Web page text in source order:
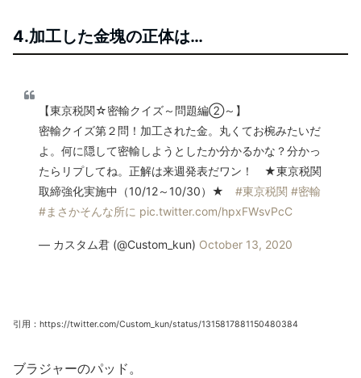
4.加工した金塊の正体は…
【東京税関☆密輸クイズ～問題編②～】
密輸クイズ第２問！加工された金。丸くてお椀みたいだ
よ。何に隠して密輸しようとしたか分かるかな？分かっ
たらリプしてね。正解は来週発表だワン！ ★東京税関
取締強化実施中（10/12～10/30）★ #東京税関 #密輸
#まさかそんな所に pic.twitter.com/hpxFWsvPcC
— カスタム君 (@Custom_kun) October 13, 2020
引用：https://twitter.com/Custom_kun/status/1315817881150480384
ブラジャーのパッド。